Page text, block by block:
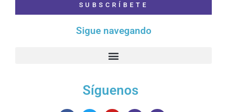
SUBSCRÍBETE
Sigue navegando
Síguenos